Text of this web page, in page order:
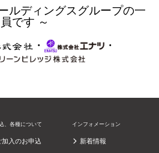
ルディングスグループの一
員です ～
・
・
、各種について
加入のお申込
インフォメーション
新着情報